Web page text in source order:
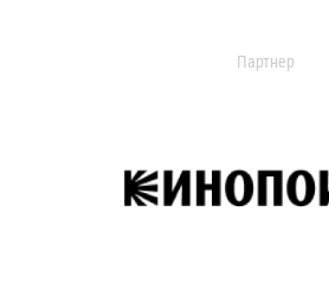
Партнер